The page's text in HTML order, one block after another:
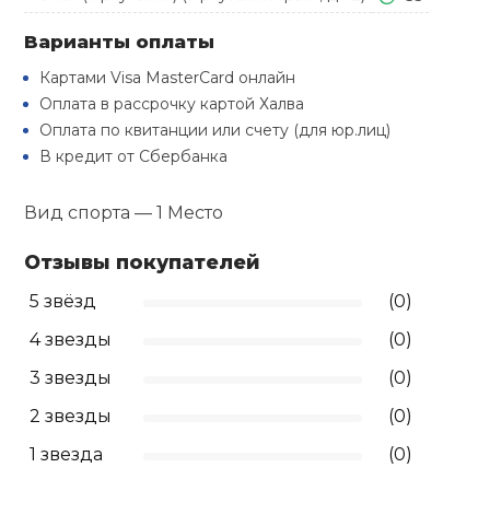
Стойки под
Подставки
подушки
Футы
Шорты
Одежда для
Весы
Грифы и
Лямки,
игры
комплексы и
стенки
сувениры
для
и тренерский
и защита
Варианты оплаты
Картами Visa MasterCard онлайн
Оплата в рассрочку картой Халва
Оплата по квитанции или счету (для юр.лиц)
В кредит от Сбербанка
Вид спорта — 1 Место
Отзывы покупателей
5 звёзд
(0)
4 звезды
(0)
3 звезды
(0)
2 звезды
(0)
1 звезда
(0)